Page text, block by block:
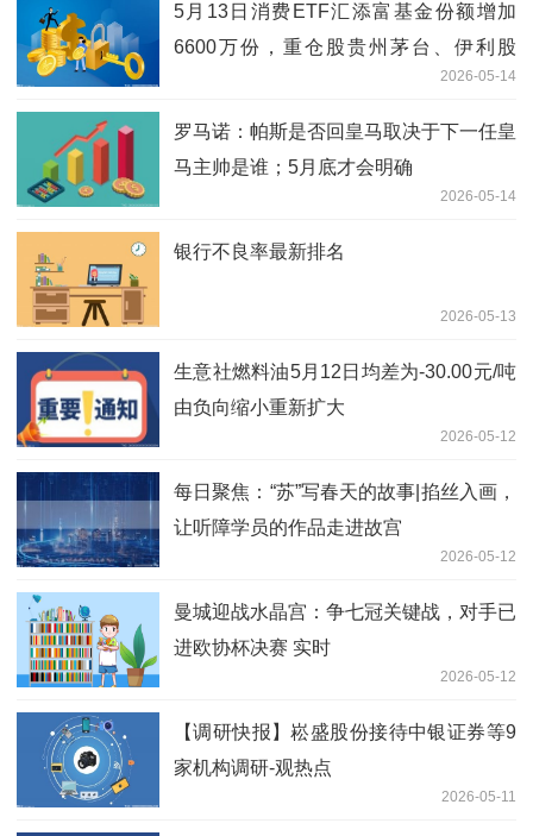
5月13日消费ETF汇添富基金份额增加
6600万份，重仓股贵州茅台、伊利股
2026-05-14
罗马诺：帕斯是否回皇马取决于下一任皇
马主帅是谁；5月底才会明确
2026-05-14
银行不良率最新排名
2026-05-13
生意社燃料油5月12日均差为-30.00元/吨
由负向缩小重新扩大
2026-05-12
每日聚焦：“苏”写春天的故事|掐丝入画，
让听障学员的作品走进故宫
2026-05-12
曼城迎战水晶宫：争七冠关键战，对手已
进欧协杯决赛 实时
2026-05-12
【调研快报】崧盛股份接待中银证券等9
家机构调研-观热点
2026-05-11